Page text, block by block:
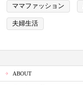
ママファッション
夫婦生活
ABOUT